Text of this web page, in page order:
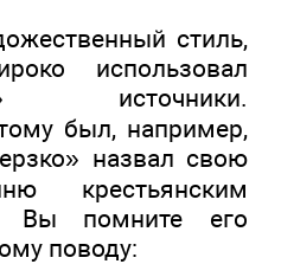
стиль,
использовал
источники.
был, например,
назвал свою
крестьянским
Вы помните его
поводу: